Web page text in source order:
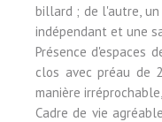
billard ; de l'autre, un
indépendant et une
Présence d'espaces
clos avec préau de
manière
Cadre de vie